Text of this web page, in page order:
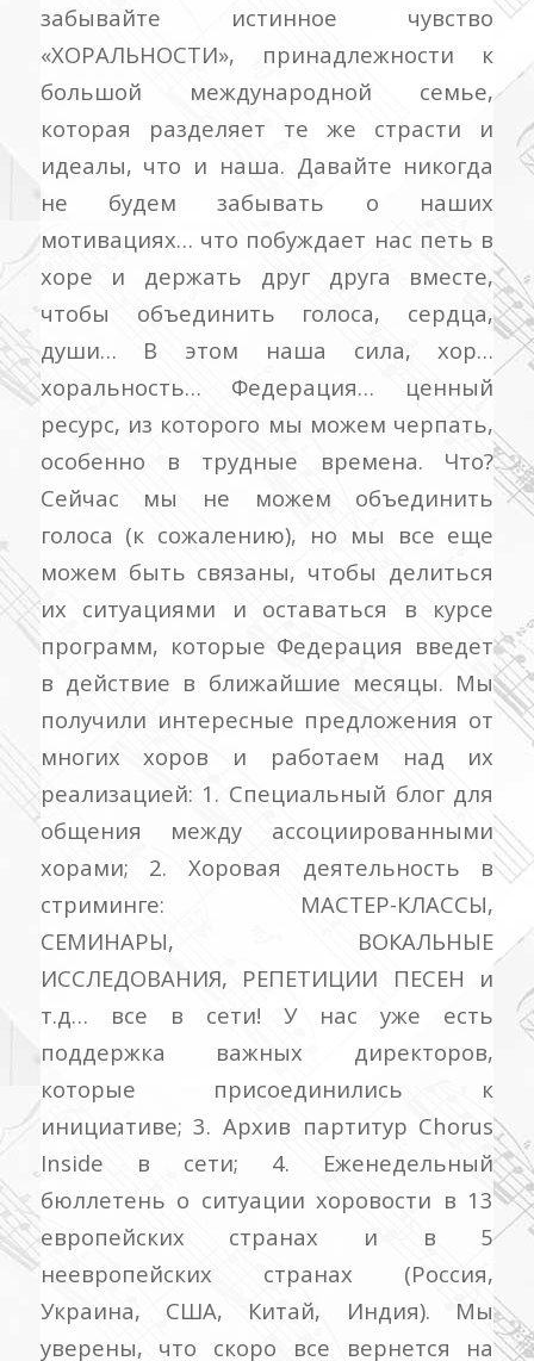
забывайте истинное чувство
«ХОРАЛЬНОСТИ», принадлежности к
большой международной семье,
которая разделяет те же страсти и
идеалы, что и наша. Давайте никогда
не будем забывать о наших
мотивациях… что побуждает нас петь в
хоре и держать друг друга вместе,
чтобы объединить голоса, сердца,
души…
В этом наша сила, хор…
хоральность… Федерация… ценный
ресурс, из которого мы можем черпать,
особенно в трудные времена. Что?
Сейчас мы не можем объединить
голоса (к сожалению), но мы все еще
можем быть связаны, чтобы делиться
их ситуациями и оставаться в курсе
программ, которые Федерация введет
в действие в ближайшие месяцы. Мы
получили интересные предложения от
многих хоров и работаем над их
реализацией: 1. Специальный блог для
общения между ассоциированными
хорами; 2. Хоровая деятельность в
стриминге: МАСТЕР-КЛАССЫ,
СЕМИНАРЫ, ВОКАЛЬНЫЕ
ИССЛЕДОВАНИЯ, РЕПЕТИЦИИ ПЕСЕН и
т.д… все в сети! У нас уже есть
поддержка важных директоров,
которые присоединились к
инициативе; 3. Архив партитур Chorus
Inside в сети; 4. Еженедельный
бюллетень о ситуации хоровости в 13
европейских странах и в 5
неевропейских странах (Россия,
Украина, США, Китай, Индия). Мы
уверены, что скоро все вернется на